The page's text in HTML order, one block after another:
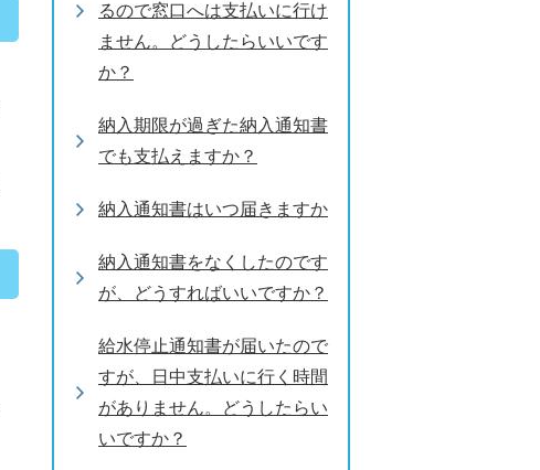
るので窓口へは支払いに行け
ません。どうしたらいいです
か？
納入期限が過ぎた納入通知書
でも支払えますか？
納入通知書はいつ届きますか
納入通知書をなくしたのです
が、どうすればいいですか？
給水停止通知書が届いたので
すが、日中支払いに行く時間
がありません。どうしたらい
いですか？